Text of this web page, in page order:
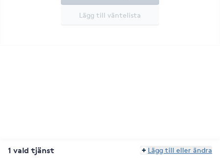
Lägg till väntelista
1 vald tjänst Lägg till eller ändra